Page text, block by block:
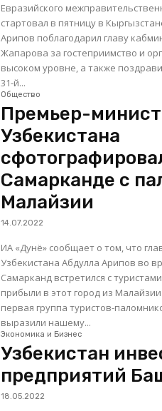
Евразийского
стартовал в пятницу в Кыргызстане. Так, в начале
Арипов поблагодарил главу
Жапарова за гостеприимство и
высоком уровне, а также
31-й...
Общество
Премьер-
Узбекистана
Самарканде с
Малайзии
14.07.2022
ИА «Дунё» сообщает о том, что
Узбекистана Абдулла Арипов во
Самарканд встретился с
прибыли в этот город из Малайзии и
первая группа туристов-
выразили нашему...
Экономика и Бизнес
Узбекистан
предприятий
18.05.2022